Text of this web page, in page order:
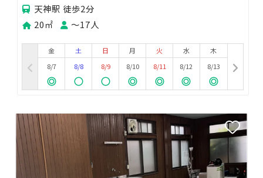
天神駅 徒歩2分
20㎡
〜17人
金
8/7
土
8/8
日
8/9
月
8/10
火
8/11
水
8/12
木
8/13